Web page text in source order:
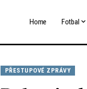
Home Fotbal
PŘESTUPOVÉ ZPRÁVY